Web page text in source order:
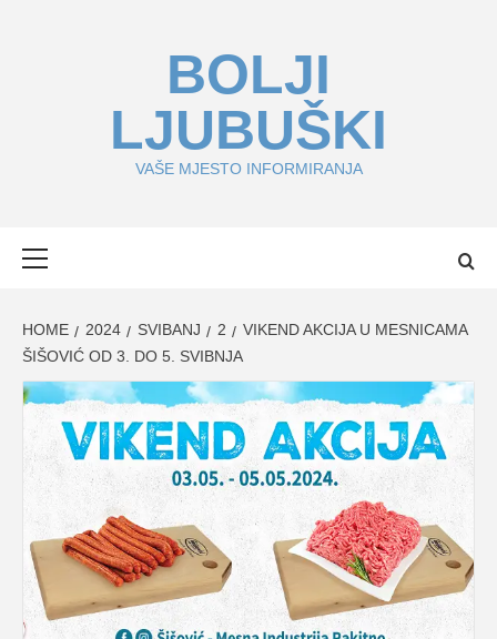
BOLJI
LJUBUŠKI
VAŠE MJESTO INFORMIRANJA
HOME 2024 SVIBANJ 2
VIKEND AKCIJA U MESNICAMA
ŠIŠOVIĆ OD 3. DO 5. SVIBNJA